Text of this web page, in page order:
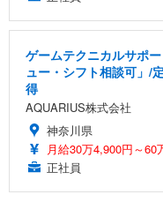
ゲームテクニカルサポ
ュー・シフト相談可」/
得
AQUARIUS株式会社
神奈川県
月給30万4,900円～60
正社員